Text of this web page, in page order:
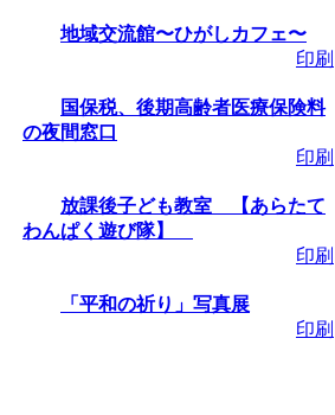
地域交流館〜ひがしカフェ〜
印刷
国保税、後期高齢者医療保険料
の夜間窓口
印刷
放課後子ども教室 【あらたて
わんぱく遊び隊】
印刷
「平和の祈り」写真展
印刷